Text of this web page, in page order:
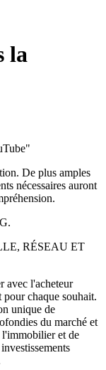
la
De plus amples
nécessaires auront
RÉSEAU ET
avec l'acheteur
chaque souhait.
unique de
du marché et
l'immobilier et de